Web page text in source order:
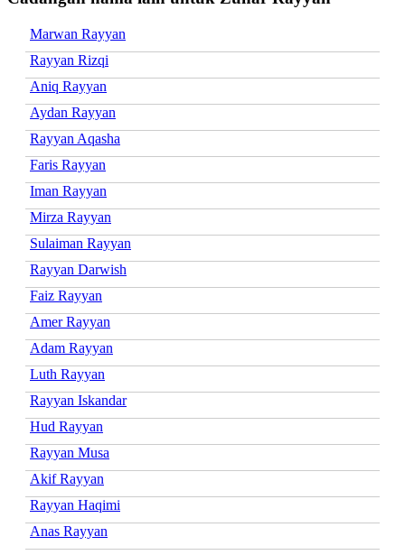
Marwan Rayyan
Rayyan Rizqi
Aniq Rayyan
Aydan Rayyan
Rayyan Aqasha
Faris Rayyan
Iman Rayyan
Mirza Rayyan
Sulaiman Rayyan
Rayyan Darwish
Faiz Rayyan
Amer Rayyan
Adam Rayyan
Luth Rayyan
Rayyan Iskandar
Hud Rayyan
Rayyan Musa
Akif Rayyan
Rayyan Haqimi
Anas Rayyan